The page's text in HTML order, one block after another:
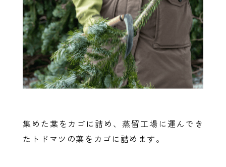
集めた葉をカゴに詰め、蒸留工場に運んでき
たトドマツの葉をカゴに詰めます。